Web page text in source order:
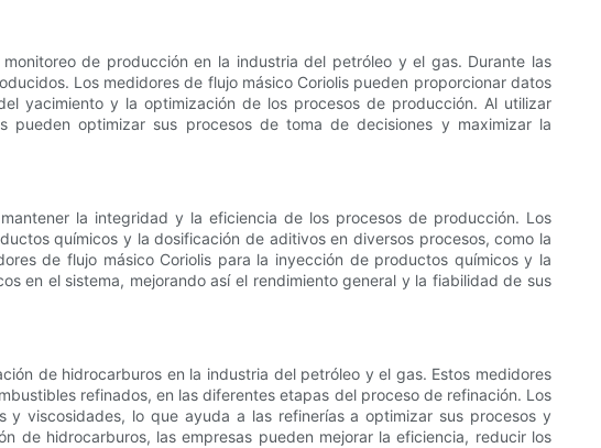
de producción en la industria del petróleo y el gas. Durante las
Los medidores de flujo másico Coriolis pueden proporcionar datos
yacimiento y la optimización de los procesos de producción. Al utilizar
optimizar sus procesos de toma de decisiones y maximizar la
la integridad y la eficiencia de los procesos de producción. Los
químicos y la dosificación de aditivos en diversos procesos, como la
de flujo másico Coriolis para la inyección de productos químicos y la
en el sistema, mejorando así el rendimiento general y la fiabilidad de sus
de hidrocarburos en la industria del petróleo y el gas. Estos medidores
refinados, en las diferentes etapas del proceso de refinación. Los
y viscosidades, lo que ayuda a las refinerías a optimizar sus procesos y
de hidrocarburos, las empresas pueden mejorar la eficiencia, reducir los